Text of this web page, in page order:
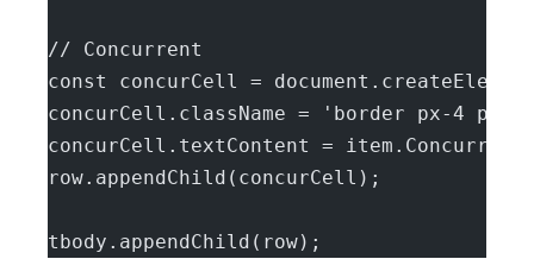
// Concurrent
const concurCell =
concurCell.className = 'border px-4 py-
concurCell.textContent =
row.appendChild(concurCell);
tbody.appendChild(row);